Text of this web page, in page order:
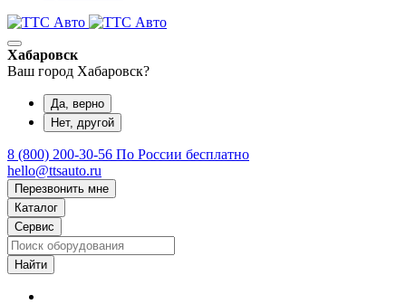
Хабаровск
Ваш город Хабаровск?
Да, верно
Нет, другой
8 (800) 200-30-56 По России бесплатно
hello@ttsauto.ru
Перезвонить мне
Каталог
Сервис